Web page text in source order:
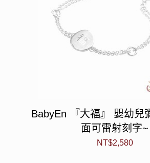
BabyEn 『大福』 嬰幼兒
面可雷射刻字~
NT$2,580